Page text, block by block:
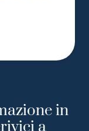
in
a